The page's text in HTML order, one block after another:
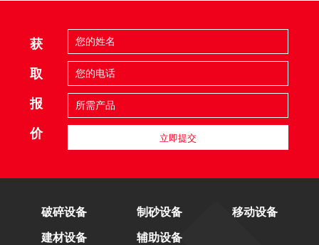
获
取
报
价 立即提交
破碎设备 制砂设备 移动设备
建材设备 辅助设备